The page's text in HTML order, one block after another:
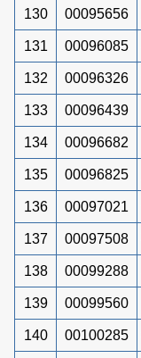
130 00095656
131 00096085
132 00096326
133 00096439
134 00096682
135 00096825
136 00097021
137 00097508
138 00099288
139 00099560
140 00100285